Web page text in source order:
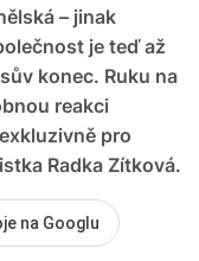
– jinak
je teď až
konec. Ruku na
reakci
pro
Radka Zítková.
na Googlu